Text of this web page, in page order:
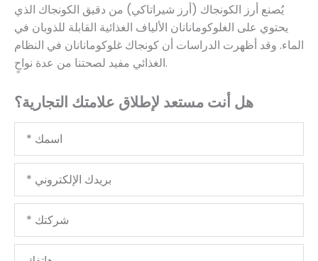
يُصنع أرز الكونجاك (أرز شيراتاكي) من دقيق الكونجاك الذي
يحتوي على الغلوكومانانان الألياف الغذائية القابلة للذوبان في
الماء. وقد أظهرت الدراسات أن كونجاك غلوكومانانان في النظام
الغذائي مفيد لصحتنا من عدة نواحٍ.
هل أنت مستعد لإطلاق علامتك التجارية؟
اسمك
بريدك
الإلكتروني
شركتك
هاتفك